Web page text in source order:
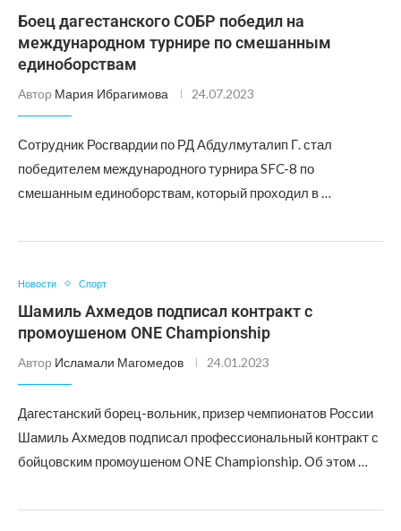
Боец дагестанского СОБР победил на
международном турнире по смешанным
единоборствам
Автор Мария Ибрагимова 24.07.2023
Сотрудник Росгвардии по РД Абдулмуталип Г. стал
победителем международного турнира SFC-8 по
смешанным единоборствам, который проходил в …
Новости Спорт
Шамиль Ахмедов подписал контракт с
промоушеном ONE Сhampionship
Автор Исламали Магомедов 24.01.2023
Дагестанский борец-вольник, призер чемпионатов России
Шамиль Ахмедов подписал профессиональный контракт с
бойцовским промоушеном ONE Сhampionship. Об этом …